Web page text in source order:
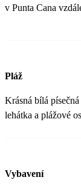
v Punta Cana
Pláž
Krásná bílá
lehátka a plážové
Vybavení